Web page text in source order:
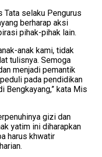
Tata selaku Pengurus
berharap aksi
pihak-pihak lain.
anak kami, tidak
tulisnya. Semoga
menjadi pemantik
pada pendidikan
Bengkayang,” kata Mis
gizi dan
yatim ini diharapkan
harus khwatir